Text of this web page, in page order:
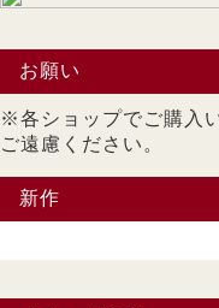
お願い
※各ショップでご購入
ご遠慮く
新作